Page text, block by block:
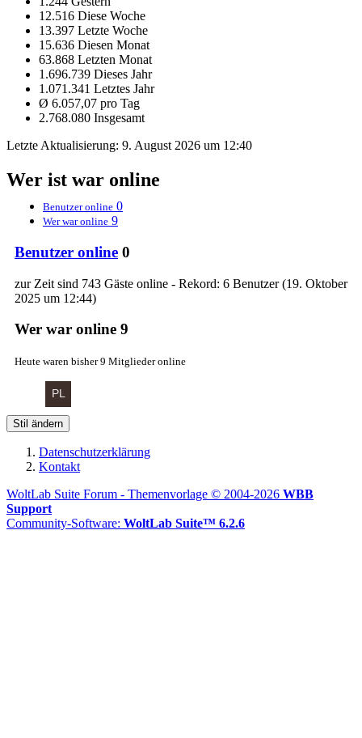
12.516 Diese Woche
13.397 Letzte Woche
15.636 Diesen Monat
63.868 Letzten Monat
1.696.739 Dieses Jahr
1.071.341 Letztes Jahr
Ø 6.057,07 pro Tag
2.768.080 Insgesamt
Letzte Aktualisierung: 9. August 2026 um 12:40
Wer ist war online
Benutzer online 0
Wer war online 9
Benutzer online 0
zur Zeit sind 743 Gäste online - Rekord: 6 Benutzer (19. Oktober
2025 um 12:44)
Wer war online 9
Heute waren bisher 9 Mitglieder online
Stil ändern
Datenschutzerklärung
Kontakt
WoltLab Suite Forum - Themenvorlage © 2004-2026 WBB
Support
Community-Software: WoltLab Suite™ 6.2.6